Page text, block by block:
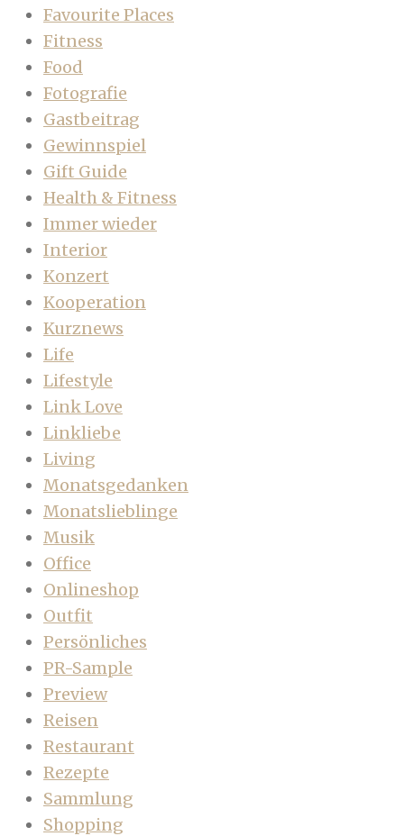
Favourite Places
Fitness
Food
Fotografie
Gastbeitrag
Gewinnspiel
Gift Guide
Health & Fitness
Immer wieder
Interior
Konzert
Kooperation
Kurznews
Life
Lifestyle
Link Love
Linkliebe
Living
Monatsgedanken
Monatslieblinge
Musik
Office
Onlineshop
Outfit
Persönliches
PR-Sample
Preview
Reisen
Restaurant
Rezepte
Sammlung
Shopping